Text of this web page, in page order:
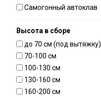
Самогонный автоклав
Высота в сборе
до 70 см (под вытяжку)
70-100 см
100-130 см
130-160 см
160-200 см